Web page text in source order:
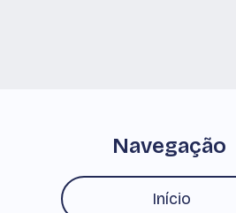
Navegação
Início